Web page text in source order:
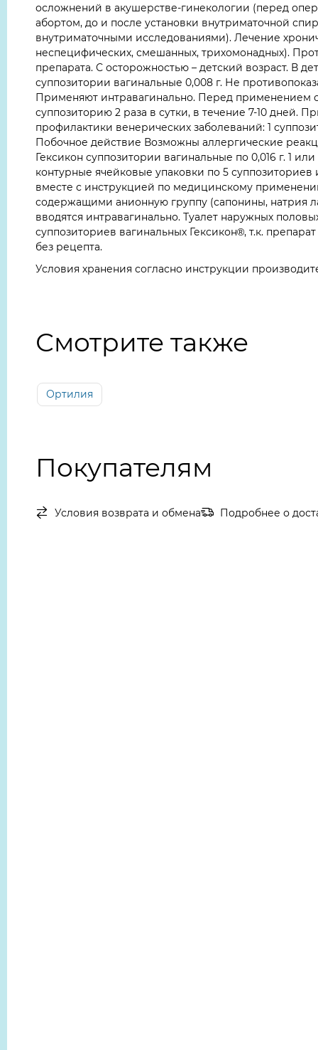
осложнений в акушерстве-гинекологии (перед
абортом, до и после установки внутриматочной
внутриматочными исследованиями). Лечение
неспецифических, смешанных, трихомонадных).
препарата. С осторожностью – детский возраст. В
суппозитории вагинальные 0,008 г. Не
Применяют интравагинально. Перед применением
суппозиторию 2 раза в сутки, в течение 7-10 дней.
профилактики венерических заболеваний: 1
Побочное действие Возможны аллергические
Гексикон суппозитории вагинальные по 0,016 г. 1
контурные ячейковые упаковки по 5
вместе с инструкцией по медицинскому
содержащими анионную группу (сапонины, натрия
вводятся интравагинально. Туалет наружных
суппозиториев вагинальных Гексикон®, т.к.
без рецепта.
Условия хранения согласно инструкции
Смотрите также
Ортилия
Покупателям
Условия возврата и обмена Подробнее о